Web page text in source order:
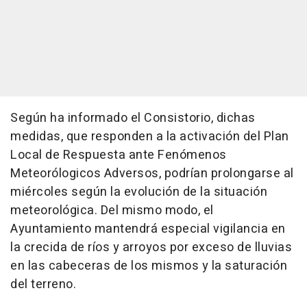
Según ha informado el Consistorio, dichas
medidas, que responden a la activación del Plan
Local de Respuesta ante Fenómenos
Meteorólogicos Adversos, podrían prolongarse al
miércoles según la evolución de la situación
meteorológica. Del mismo modo, el
Ayuntamiento mantendrá especial vigilancia en
la crecida de ríos y arroyos por exceso de lluvias
en las cabeceras de los mismos y la saturación
del terreno.